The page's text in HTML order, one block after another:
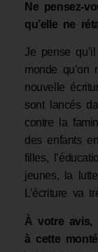
Ne pensez-
qu’elle ne
Je pense
monde qu’on
nouvelle
sont lancés
contre la
des enfants
filles,
jeunes, la
L’écriture va
À votre avis,
à cette